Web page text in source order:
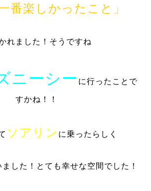
番楽しかったこと」
れました！そうですね
ニーシー に行ったことで
すかね！！
ソアリン に乗ったらしく
した！とても幸せな空間でした！